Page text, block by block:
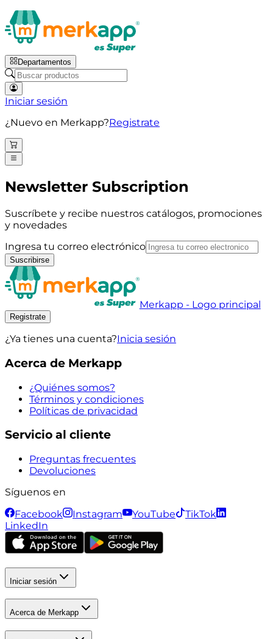
Departamentos
Iniciar sesión
¿Nuevo en Merkapp?Registrate
Newsletter Subscription
Suscríbete y recibe nuestros catálogos, promociones
y novedades
Ingresa tu correo electrónico
Suscribirse
Merkapp - Logo principal
Registrate
¿Ya tienes una cuenta?Inicia sesión
Acerca de Merkapp
¿Quiénes somos?
Términos y condiciones
Políticas de privacidad
Servicio al cliente
Preguntas frecuentes
Devoluciones
Síguenos en
Facebook
Instagram YouTube
TikTok
LinkedIn
Iniciar sesión
Acerca de Merkapp